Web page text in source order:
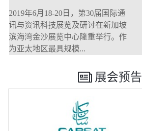
CommunicAsia 2019
2019年6月18-20日，第30届国际通
讯与资讯科技展览及研讨在新加坡
滨海湾金沙展览中心隆重举行。作
为亚太地区最具规模...
展会预告